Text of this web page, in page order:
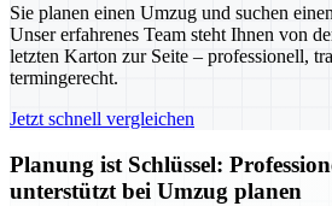
Sie planen einen Umzug und suchen
Unser erfahrenes Team steht Ihnen von
letzten Karton zur Seite – professionell,
termingerecht.
Jetzt schnell vergleichen
Planung ist Schlüssel:
unterstützt bei Umzug planen